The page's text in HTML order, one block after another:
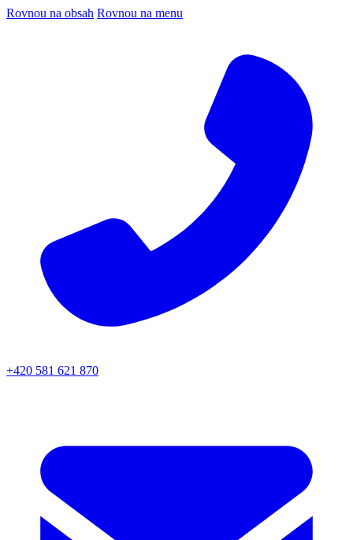
Rovnou na obsah Rovnou na menu
+420 581 621 870